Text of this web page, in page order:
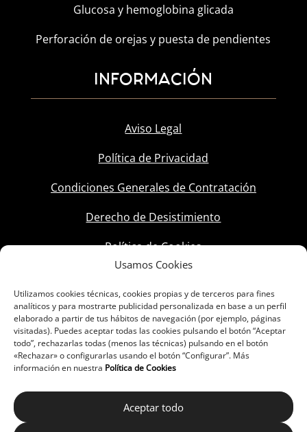
Usamos Cookies
Utilizamos cookies técnicas, cookies propias y de terceros para fines
analíticos y para mostrarte publicidad personalizada en base a un perfil
elaborado a partir de tus hábitos de navegación (por ejemplo, páginas
visitadas). Puedes aceptar todas las cookies pulsando el botón “Aceptar
todo”, rechazarlas todas (menos las técnicas) pulsando en el botón
«Rechazar» o configurarlas usando el botón “Configurar”. Más
información en nuestra Política de Cookies
Aceptar todo
Glucosa y hemoglobina glicada
Perforación de orejas y puesta de pendientes
INFORMACIÓN
Aviso Legal
Política de Privacidad
Condiciones Generales de Contratación
Derecho de Desistimiento
Política de Cookies